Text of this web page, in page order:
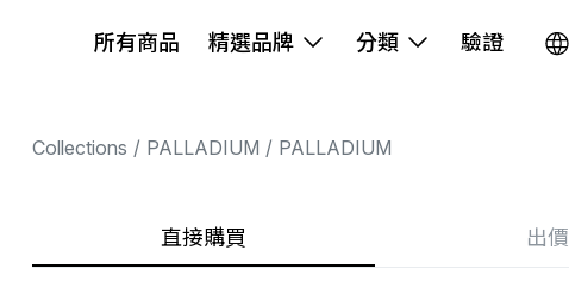
所有商品 精選品牌 分類 驗證
Collections PALLADIUM PALLADIUM
直接購買 出價